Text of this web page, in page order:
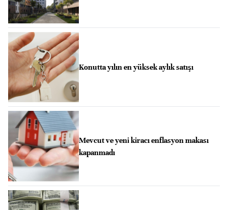
Konutta yılın en yüksek aylık satışı
Mevcut ve yeni kiracı enflasyon makası
kapanmadı